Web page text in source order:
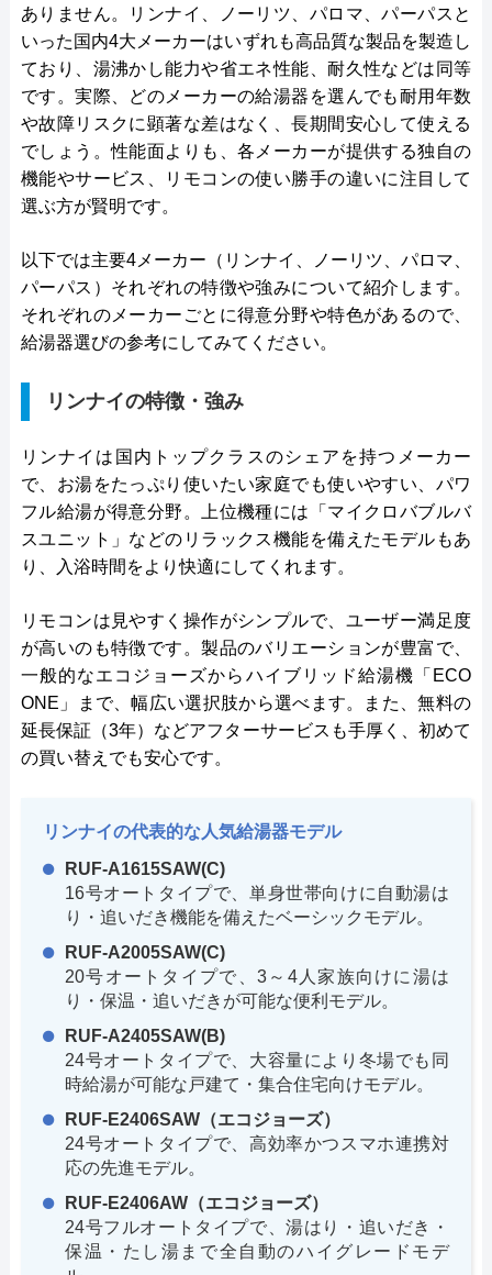
ありません。リンナイ、ノーリツ、パロマ、パーパスと
いった国内4大メーカーはいずれも高品質な製品を製造し
ており、湯沸かし能力や省エネ性能、耐久性などは同等
です。実際、どのメーカーの給湯器を選んでも耐用年数
や故障リスクに顕著な差はなく、長期間安心して使える
でしょう。性能面よりも、各メーカーが提供する独自の
機能やサービス、リモコンの使い勝手の違いに注目して
選ぶ方が賢明です。
以下では主要4メーカー（リンナイ、ノーリツ、パロマ、
パーパス）それぞれの特徴や強みについて紹介します。
それぞれのメーカーごとに得意分野や特色があるので、
給湯器選びの参考にしてみてください。
リンナイの特徴・強み
リンナイは国内トップクラスのシェアを持つメーカー
で、お湯をたっぷり使いたい家庭でも使いやすい、パワ
フル給湯が得意分野。上位機種には「マイクロバブルバ
スユニット」などのリラックス機能を備えたモデルもあ
り、入浴時間をより快適にしてくれます。
リモコンは見やすく操作がシンプルで、ユーザー満足度
が高いのも特徴です。製品のバリエーションが豊富で、
一般的なエコジョーズからハイブリッド給湯機「ECO
ONE」まで、幅広い選択肢から選べます。また、無料の
延長保証（3年）などアフターサービスも手厚く、初めて
の買い替えでも安心です。
リンナイの代表的な人気給湯器モデル
RUF-A1615SAW(C)
16号オートタイプで、単身世帯向けに自動湯は
り・追いだき機能を備えたベーシックモデル。
RUF-A2005SAW(C)
20号オートタイプで、3～4人家族向けに湯は
り・保温・追いだきが可能な便利モデル。
RUF-A2405SAW(B)
24号オートタイプで、大容量により冬場でも同
時給湯が可能な戸建て・集合住宅向けモデル。
RUF-E2406SAW（エコジョーズ）
24号オートタイプで、高効率かつスマホ連携対
応の先進モデル。
RUF-E2406AW（エコジョーズ）
24号フルオートタイプで、湯はり・追いだき・
保温・たし湯まで全自動のハイグレードモデ